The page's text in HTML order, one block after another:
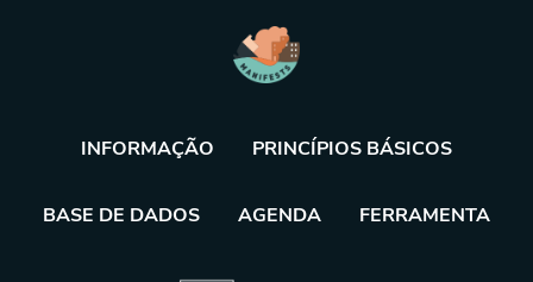
INFORMAÇÃO PRINCÍPIOS BÁSICOS
BASE DE DADOS AGENDA FERRAMENTA